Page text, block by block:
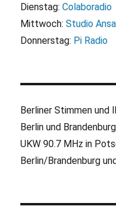
Dienstag:Colaboradio
Mittwoch:Studio
Donnerstag: Pi Radio
Berliner Stimmen und
Berlin und
UKW 90.7 MHz in
Berlin/Brandenburg